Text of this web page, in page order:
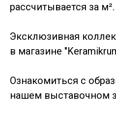
рассчитывается за м².
Эксклюзивная
в магазине
Ознакомиться с
нашем выставочном